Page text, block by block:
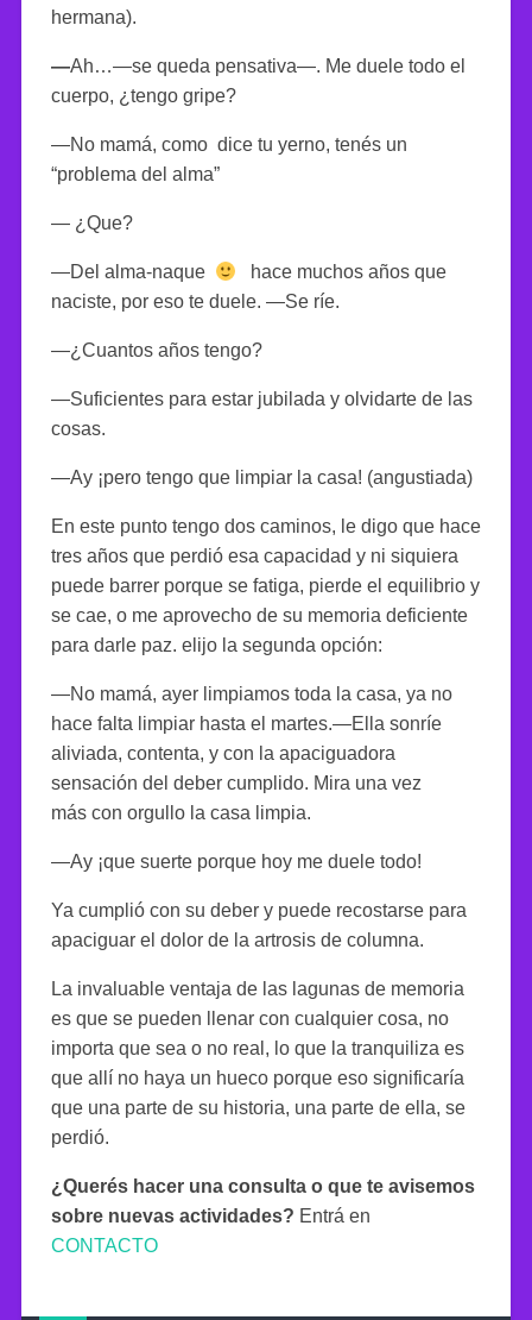
hermana).
—Ah…—se queda pensativa—. Me duele todo el
cuerpo, ¿tengo gripe?
—No mamá, como dice tu yerno, tenés un
“problema del alma”
— ¿Que?
—Del alma-naque
hace muchos años que
naciste, por eso te duele. —Se ríe.
—¿Cuantos años tengo?
—Suficientes para estar jubilada y olvidarte de las
cosas.
—Ay ¡pero tengo que limpiar la casa! (angustiada)
En este punto tengo dos caminos, le digo que hace
tres años que perdió esa capacidad y ni siquiera
puede barrer porque se fatiga, pierde el equilibrio y
se cae, o me aprovecho de su memoria deficiente
para darle paz. elijo la segunda opción:
—No mamá, ayer limpiamos toda la casa, ya no
hace falta limpiar hasta el martes.—Ella sonríe
aliviada, contenta, y con la apaciguadora
sensación del deber cumplido. Mira una vez
más con orgullo la casa limpia.
—Ay ¡que suerte porque hoy me duele todo!
Ya cumplió con su deber y puede recostarse para
apaciguar el dolor de la artrosis de columna.
La invaluable ventaja de las lagunas de memoria
es que se pueden llenar con cualquier cosa, no
importa que sea o no real, lo que la tranquiliza es
que allí no haya un hueco porque eso significaría
que una parte de su historia, una parte de ella, se
perdió.
¿Querés hacer una consulta o que te avisemos
sobre nuevas actividades? Entrá en
CONTACTO